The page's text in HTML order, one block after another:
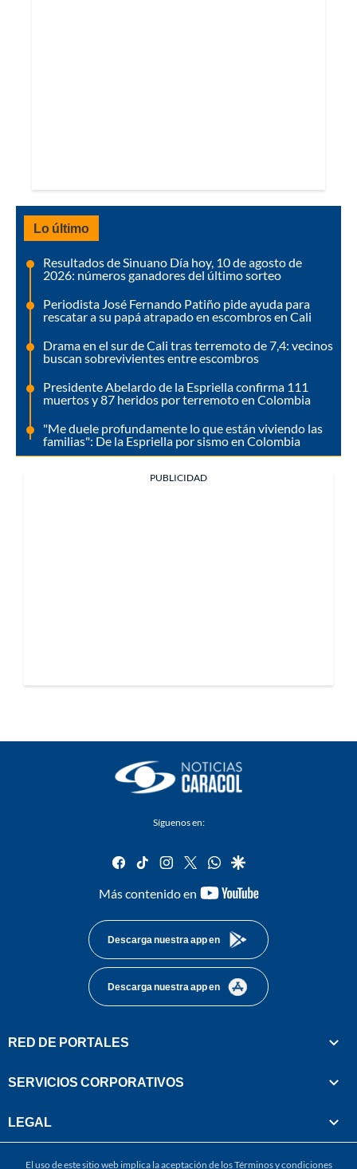
Lo último
Resultados de Sinuano Día hoy, 10 de agosto de
2026: números ganadores del último sorteo
Periodista José Fernando Patiño pide ayuda para
rescatar a su papá atrapado en escombros en Cali
Drama en el sur de Cali tras terremoto de 7,4: vecinos
buscan sobrevivientes entre escombros
Presidente Abelardo de la Espriella confirma 111
muertos y 87 heridos por terremoto en Colombia
"Me duele profundamente lo que están viviendo las
familias": De la Espriella por sismo en Colombia
PUBLICIDAD
Síguenos en:
facebook
tiktok instagram
twitterwhatsapp
google
Más contenido en
youtube-
Descarga nuestra app en
Descarga nuestra app en
RED DE PORTALES
SERVICIOS CORPORATIVOS
LEGAL
El uso de este sitio web implica la aceptación de losTérminos y condiciones